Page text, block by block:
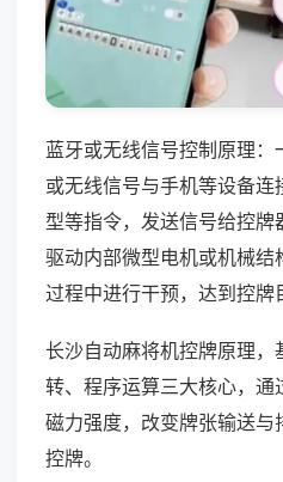
蓝牙或无线信号控制原理
或无线信号与手机等设备
型等指令，发送信号给控
驱动内部微型电机或机械
过程中进行干预，达到控牌
长沙自动麻将机控牌原理
转、程序运算三大核心，
磁力强度，改变牌张输送
控牌。